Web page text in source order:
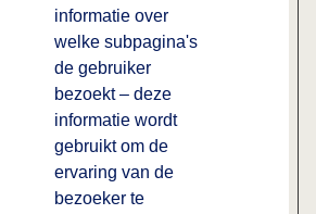
informatie over
welke subpagina's
de gebruiker
bezoekt – deze
informatie wordt
gebruikt om de
ervaring van de
bezoeker te